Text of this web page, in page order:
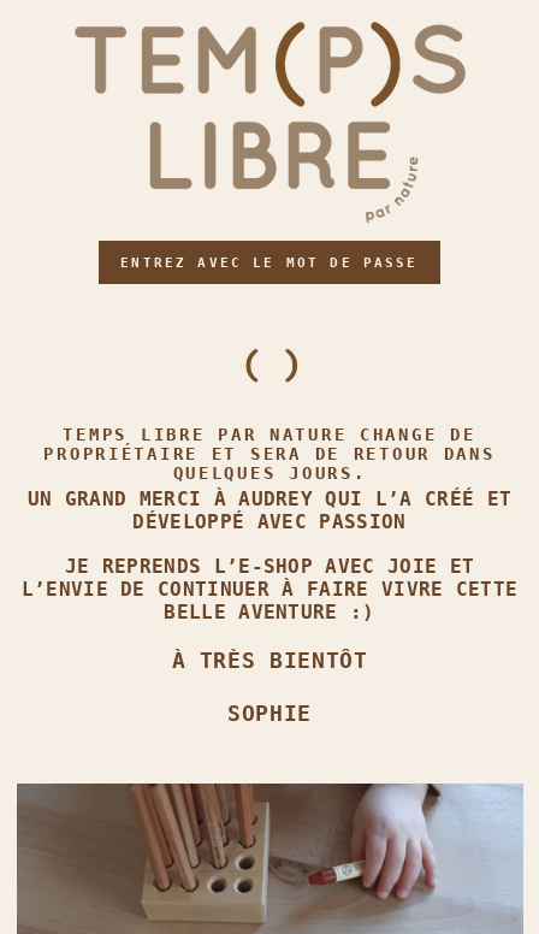
ENTREZ AVEC LE MOT DE PASSE
TEMPS LIBRE PAR NATURE CHANGE DE
PROPRIÉTAIRE ET SERA DE RETOUR DANS
QUELQUES JOURS.
UN GRAND MERCI À AUDREY QUI L’A CRÉÉ ET
DÉVELOPPÉ AVEC PASSION
JE REPRENDS L’E‑SHOP AVEC JOIE ET
L’ENVIE DE CONTINUER À FAIRE VIVRE CETTE
BELLE AVENTURE :)
À TRÈS BIENTÔT
SOPHIE